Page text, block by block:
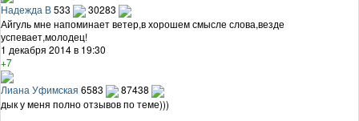
Надежда В533
30283
Айгуль мне напоминает ветер,в хорошем смысле слова,везде
успевает,молодец!
1 декабря 2014 в 19:30
+7
Лиана Уфимская 6583
87438
дык у меня полно отзывов по теме)))